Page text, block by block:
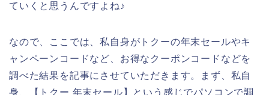
ていくと思うんですよね♪
なので、ここでは、私自身がトクーの年末セールやキ
ャンペーンコードなど、お得なクーポンコードなどを
調べた結果を記事にさせていただきます。まず、私自
身、【トクー 年末セール】という感じでパソコンで調